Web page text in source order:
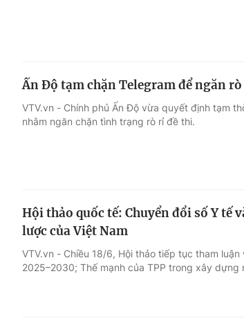
Ấn Độ tạm chặn Telegram để ngăn
VTV.vn - Chính phủ Ấn Độ vừa quyết định tạm
nhằm ngăn chặn tình trạng rò rỉ đề thi.
Hội thảo quốc tế: Chuyển đổi số Y tế
lược của Việt Nam
VTV.vn - Chiều 18/6, Hội thảo tiếp tục tham
2025–2030; Thế mạnh của TPP trong xây